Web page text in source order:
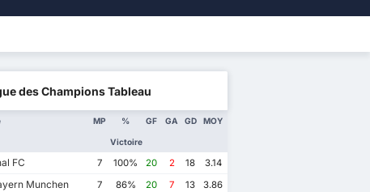
des Champions Tableau
MP %
Victoire
GF GA GD MOY
FC 7 100% 20 2 18
3.14
Munchen 7 86% 20 7 13
3.86